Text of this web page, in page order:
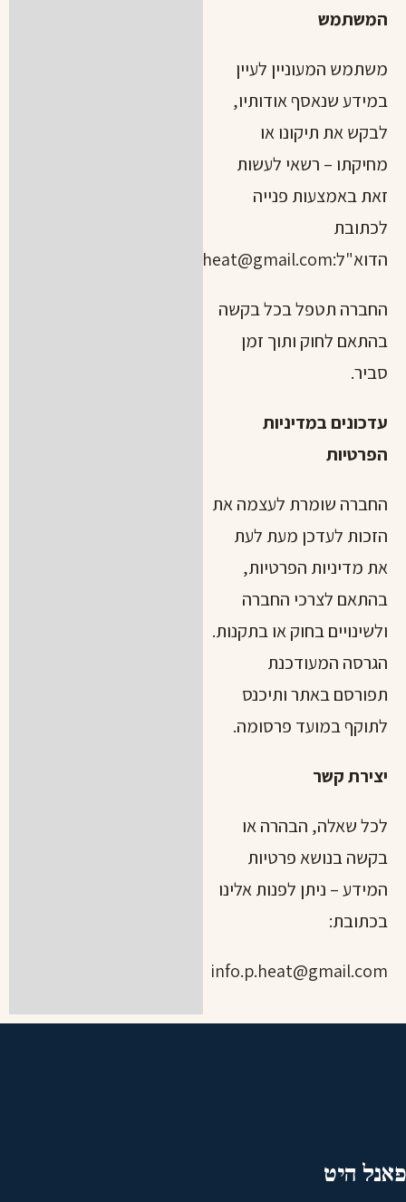
המשתמש
משתמש המעוניין לעיין
במידע שנאסף אודותיו,
לבקש את תיקונו או
מחיקתו – רשאי לעשות
זאת באמצעות פנייה
לכתובת
הדוא"ל:info.p.heat@gmail.com
החברה תטפל בכל בקשה
בהתאם לחוק ותוך זמן
סביר.
עדכונים במדיניות
הפרטיות
החברה שומרת לעצמה את
הזכות לעדכן מעת לעת
את מדיניות הפרטיות,
בהתאם לצרכי החברה
ולשינויים בחוק או בתקנות.
הגרסה המעודכנת
תפורסם באתר ותיכנס
לתוקף במועד פרסומה.
יצירת קשר
לכל שאלה, הבהרה או
בקשה בנושא פרטיות
המידע – ניתן לפנות אלינו
בכתובת:
info.p.heat@gmail.com
פאנל היט